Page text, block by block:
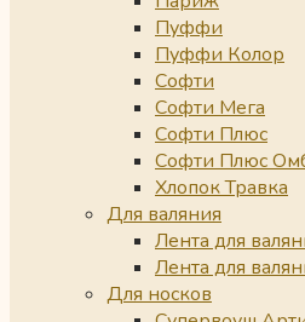
Пуффи
Пуффи Колор
Софти
Софти Мега
Софти Плюс
Софти Плюс
Хлопок Травка
Для валяния
Лента для
Лента для
Для носков